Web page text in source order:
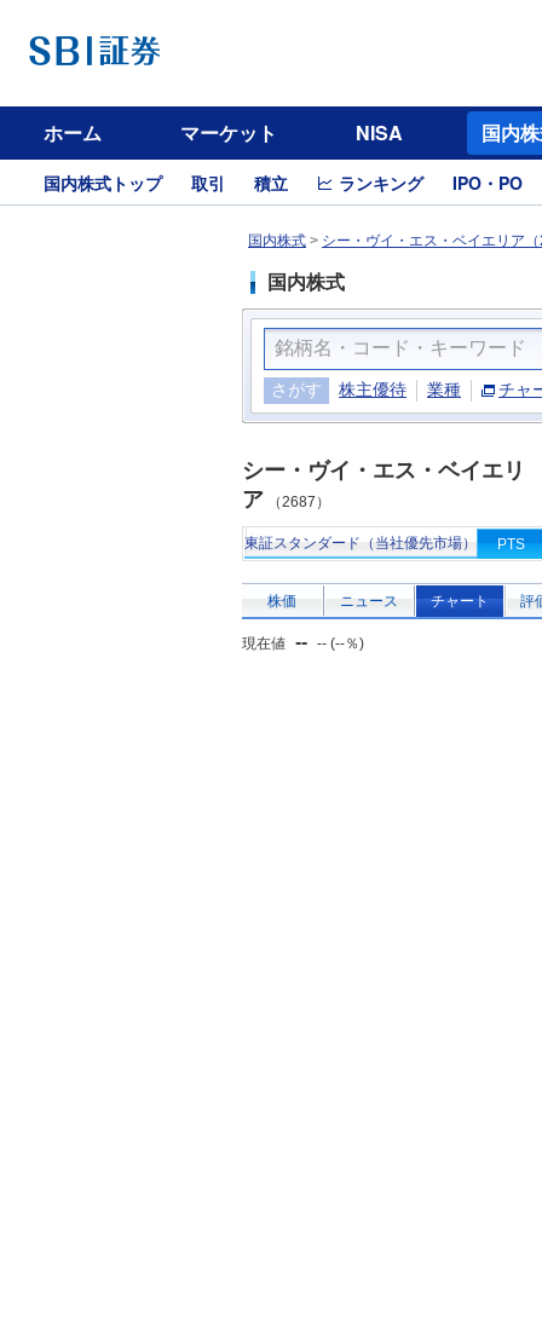
ホーム マーケット NISA 国内
国内株式トップ 取引 積立 ランキング IPO・PO
国内株式 > シー・ヴイ・エス・ベイエリア
国内株式
さがす 株主優待 業種 チャ
シー・ヴイ・エス・ベイエリ
ア （2687）
東証スタンダード（当社優先市場） PTS
株価 ニュース チャート 評
現在値 -- -- (--％)